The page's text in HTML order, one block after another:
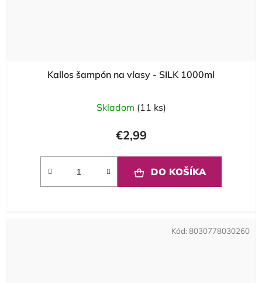
Kallos šampón na vlasy - SILK 1000ml
Skladom (11 ks)
€2,99
DO KOŠÍKA
Kód: 8030778030260